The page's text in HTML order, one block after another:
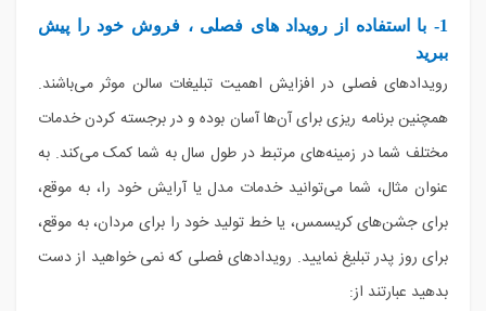
1- با استفاده از رویداد های فصلی ، فروش خود را
پیش
ببرید
رویدادهای فصلی در افزایش اهمیت تبلیغات سالن موثر می‌باشند.
همچنین برنامه ریزی برای آن‌ها آسان بوده و در برجسته کردن خدمات
مختلف شما در زمینه‌های مرتبط در طول سال به شما کمک می‌کند. به
عنوان مثال، شما می‌توانید خدمات مدل یا آرایش خود را، به موقع،
برای جشن‌های کریسمس، یا خط تولید خود را برای مردان، به موقع،
برای روز پدر تبلیغ نمایید. رویدادهای فصلی که نمی خواهید از دست
بدهید عبارتند از: